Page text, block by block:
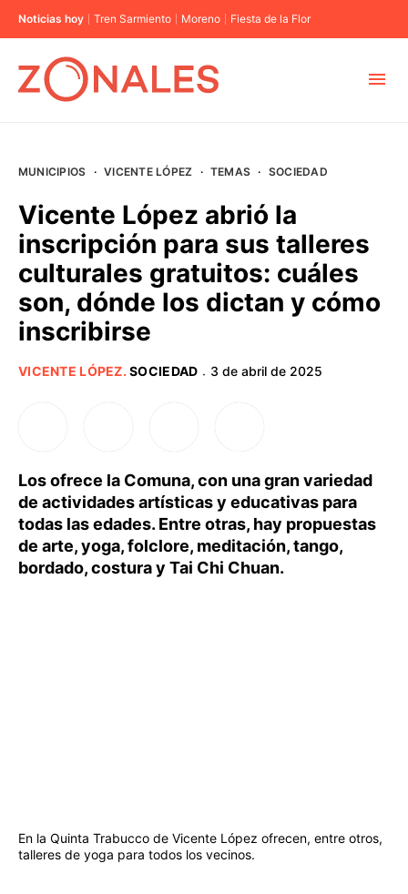
Noticias hoy Tren Sarmiento Moreno Fiesta de la Flor
BUENOS AIRES
PROVINCIAS
MUNICIPIOS · VICENTE LÓPEZ · TEMAS · SOCIEDAD
Vicente López abrió la
inscripción para sus talleres
culturales gratuitos: cuáles
son, dónde los dictan y cómo
inscribirse
VICENTE LÓPEZ.SOCIEDAD · 3 de abril de 2025
Los ofrece la Comuna, con una gran variedad
de actividades artísticas y educativas para
todas las edades. Entre otras, hay propuestas
de arte, yoga, folclore, meditación, tango,
bordado, costura y Tai Chi Chuan.
En la Quinta Trabucco de Vicente López ofrecen, entre otros,
talleres de yoga para todos los vecinos.